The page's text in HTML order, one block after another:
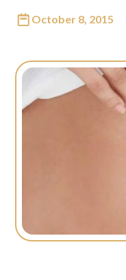
October 8, 2015